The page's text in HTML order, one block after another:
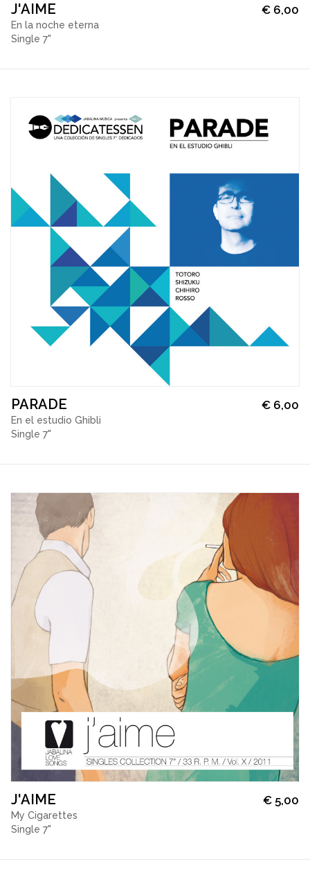
J'AIME
En la noche eterna
Single 7"
€ 6,00
PARADE
En el estudio Ghibli
Single 7"
€ 6,00
J'AIME
My Cigarettes
Single 7"
€ 5,00